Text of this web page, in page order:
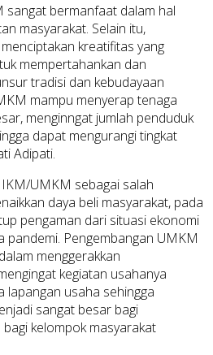
sangat bermanfaat dalam hal
masyarakat. Selain itu,
kreatifitas yang
mempertahankan dan
tradisi dan kebudayaan
mampu menyerap tenaga
menginngat jumlah penduduk
dapat mengurangi tingkat
Adipati.
UMKM sebagai salah
daya beli masyarakat, pada
pengaman dari situasi ekonomi
pandemi. Pengembangan UMKM
menggerakkan
kegiatan usahanya
lapangan usaha sehingga
sangat besar bagi
kelompok masyarakat